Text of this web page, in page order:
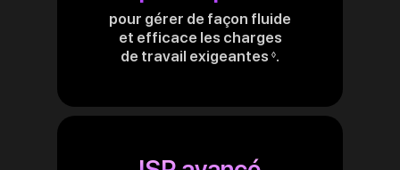
pour gérer de façon fluide
et efficace les charges
de travail exigeantes ◊.
mentions
légales